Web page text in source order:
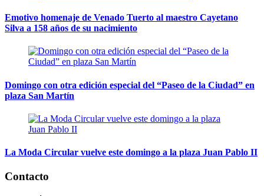
Emotivo homenaje de Venado Tuerto al maestro Cayetano
Silva a 158 años de su nacimiento
Domingo con otra edición especial del “Paseo de la Ciudad” en
plaza San Martín
La Moda Circular vuelve este domingo a la plaza Juan Pablo II
Contacto